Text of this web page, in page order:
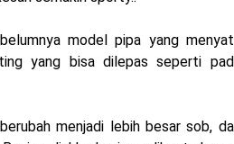
2023 yang cuma ada 2 dikota Medan !
Dimulai !
model pipa yang
yang bisa dilepas seperti
menjadi lebih besar sob,